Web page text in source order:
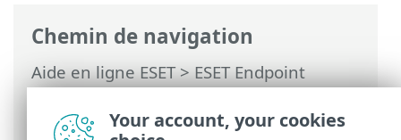
Chemin de navigation
Aide en ligne ESET>ESET Endpoint
Security>Configuration avancée>
Protections>Protection de l’accès Web>
Your account, your cookies